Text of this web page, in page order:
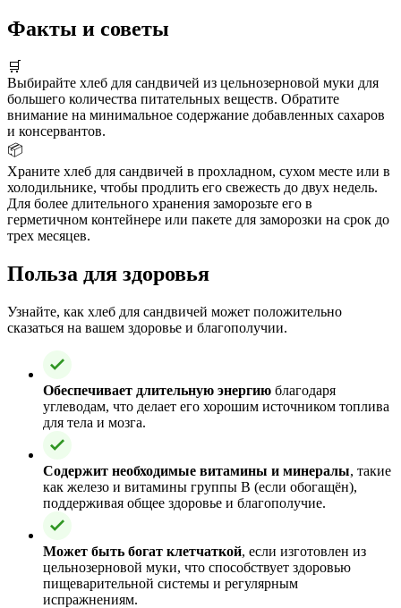
Факты и советы
🛒
Выбирайте хлеб для сандвичей из цельнозерновой муки для
большего количества питательных веществ. Обратите
внимание на минимальное содержание добавленных сахаров
и консервантов.
📦
Храните хлеб для сандвичей в прохладном, сухом месте или в
холодильнике, чтобы продлить его свежесть до двух недель.
Для более длительного хранения заморозьте его в
герметичном контейнере или пакете для заморозки на срок до
трех месяцев.
Польза для здоровья
Узнайте, как хлеб для сандвичей может положительно
сказаться на вашем здоровье и благополучии.
Обеспечивает длительную энергию благодаря
углеводам, что делает его хорошим источником топлива
для тела и мозга.
Содержит необходимые витамины и минералы, такие
как железо и витамины группы B (если обогащён),
поддерживая общее здоровье и благополучие.
Может быть богат клетчаткой, если изготовлен из
цельнозерновой муки, что способствует здоровью
пищеварительной системы и регулярным
испражнениям.